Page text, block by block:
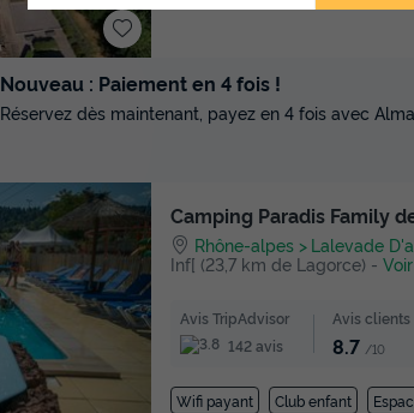
Camping Paradis Family
Rhône-alpes Lalevade
Inf[ (23,7 km de Lagorce) -
Avis TripAdvisor
142 avis
Avis clients
8.7 /10
Wifi payant Club enfant
Nouveau : Paiement en 4 fois !
Réservez dès maintenant, payez en 4 fois avec